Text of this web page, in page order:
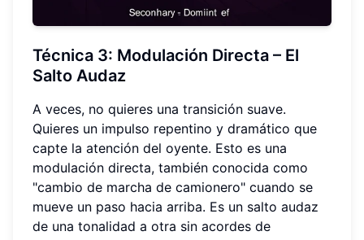
Técnica 3: Modulación Directa – El
Salto Audaz
A veces, no quieres una transición suave.
Quieres un impulso repentino y dramático que
capte la atención del oyente. Esto es una
modulación directa, también conocida como
"cambio de marcha de camionero" cuando se
mueve un paso hacia arriba. Es un salto audaz
de una tonalidad a otra sin acordes de